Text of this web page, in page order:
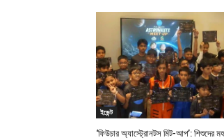
ইভেন্ট
‘ফিউচার অ্যাস্ট্রোনটস মিট-আপ’: শিশুদের